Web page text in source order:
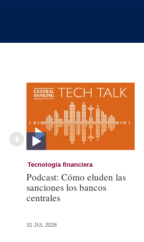
Tecnología financiera
Podcast: Cómo eluden las
sanciones los bancos
centrales
31 JUL 2026